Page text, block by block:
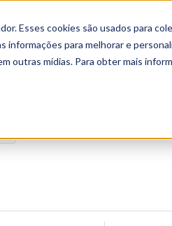
Esses cookies são usados para
informações para melhorar e
outras mídias. Para obter mais
Grupo Nord